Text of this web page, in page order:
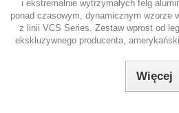
i ekstremalnie wytrzymałych felg
ponad czasowym, dynamicznym wzorze
z linii VCS Series. Zestaw wprost od
ekskluzywnego producenta,
Więcej